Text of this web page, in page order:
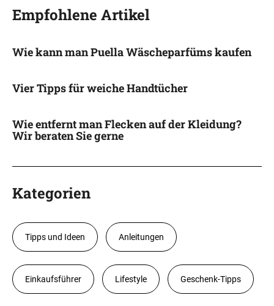
Empfohlene Artikel
Wie kann man Puella Wäscheparfüms kaufen
Vier Tipps für weiche Handtücher
Wie entfernt man Flecken auf der Kleidung?
Wir beraten Sie gerne
Kategorien
Tipps und Ideen Anleitungen
Einkaufsführer Lifestyle Geschenk-Tipps